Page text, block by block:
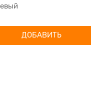
ДОБАВИТЬ